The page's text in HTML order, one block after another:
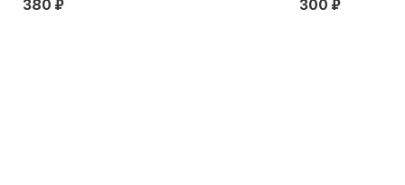
380 ₽
300 ₽